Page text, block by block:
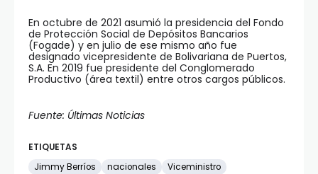
En octubre de 2021 asumió la presidencia del Fondo
de Protección Social de Depósitos Bancarios
(Fogade) y en julio de ese mismo año fue
designado vicepresidente de Bolivariana de Puertos,
S.A. En 2019 fue presidente del Conglomerado
Productivo (área textil) entre otros cargos públicos.
Fuente: Últimas Noticias
ETIQUETAS
Jimmy Berríos
nacionales Viceministro